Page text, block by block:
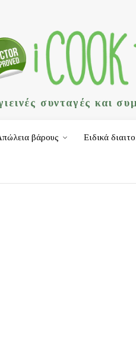
συνταγές και
βάρους Ειδικά